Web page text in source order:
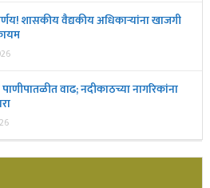
शासकीय वैद्यकीय अधिकाऱ्यांना खाजगी
वाढ; नदीकाठच्या नागरिकांना